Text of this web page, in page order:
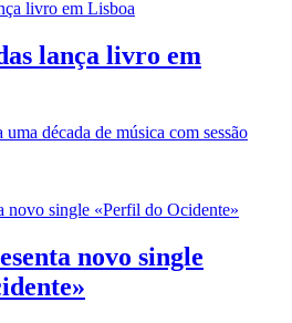
lança livro em
década de música com sessão
novo single